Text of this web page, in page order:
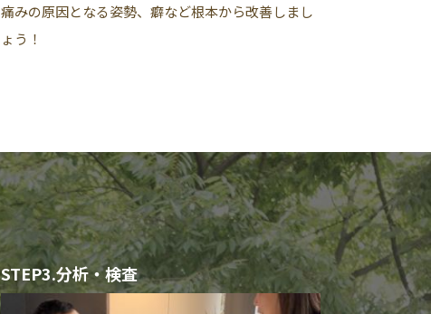
痛みの原因となる姿勢、癖など根本から改善しまし
ょう！
STEP3.分析・検査